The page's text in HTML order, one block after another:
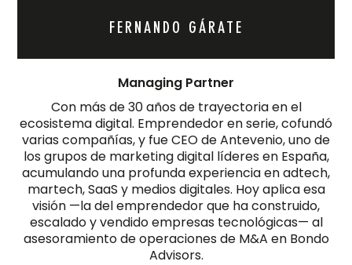
FERNANDO GÁRATE
Managing Partner
Con más de 30 años de trayectoria en el
ecosistema digital. Emprendedor en serie, cofundó
varias compañías, y fue CEO de Antevenio, uno de
los grupos de marketing digital líderes en España,
acumulando una profunda experiencia en adtech,
martech, SaaS y medios digitales. Hoy aplica esa
visión —la del emprendedor que ha construido,
escalado y vendido empresas tecnológicas— al
asesoramiento de operaciones de M&A en Bondo
Advisors.